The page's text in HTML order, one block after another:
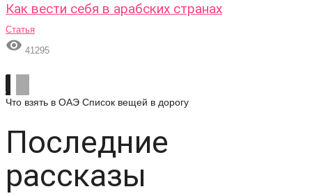
Как вести себя в арабских странах
Статья
 41295
Что взять в ОАЭ Список вещей в дорогу
Последние
рассказы